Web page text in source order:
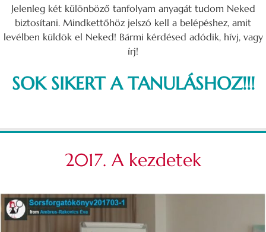
Jelenleg két különböző tanfolyam anyagát tudom Neked
biztosítani. Mindkettőhöz jelszó kell a belépéshez, amit
levélben küldök el Neked! Bármi kérdésed adódik, hívj, vagy
írj!
SOK SIKERT A TANULÁSHOZ!!!
2017. A kezdetek